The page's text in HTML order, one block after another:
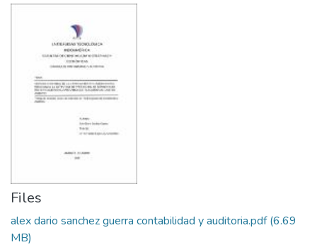
Files
alex dario sanchez guerra contabilidad y auditoria.pdf(6.69
MB)